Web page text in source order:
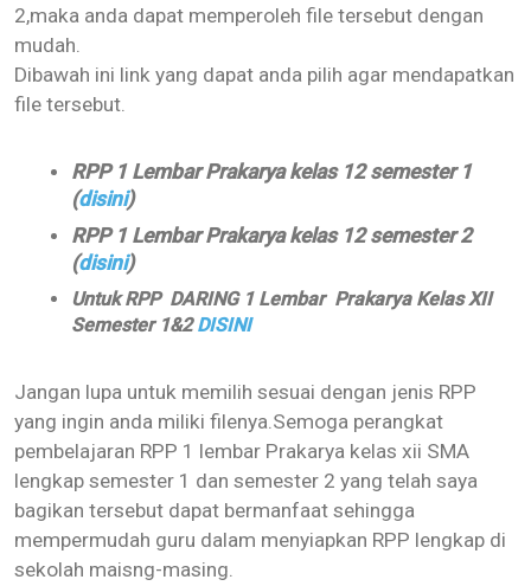
2,maka anda dapat memperoleh file tersebut dengan
mudah.
Dibawah ini link yang dapat anda pilih agar mendapatkan
file tersebut.
RPP 1 Lembar Prakarya kelas 12 semester 1
(disini)
RPP 1 Lembar Prakarya kelas 12 semester 2
(disini)
Untuk RPP DARING 1 Lembar Prakarya Kelas XII
Semester 1&2 DISINI
Jangan lupa untuk memilih sesuai dengan jenis RPP
yang ingin anda miliki filenya.Semoga perangkat
pembelajaran RPP 1 lembar Prakarya kelas xii SMA
lengkap semester 1 dan semester 2 yang telah saya
bagikan tersebut dapat bermanfaat sehingga
mempermudah guru dalam menyiapkan RPP lengkap di
sekolah maisng-masing.